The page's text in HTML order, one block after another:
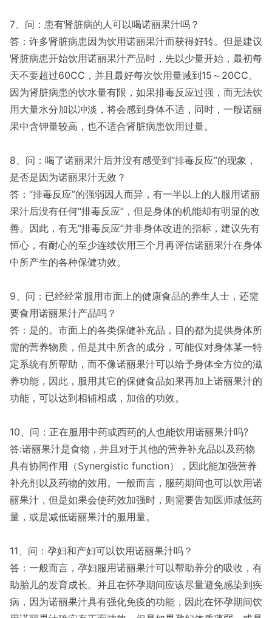
7、问：患有肾脏病的人可以喝诺丽果汁吗？
答：许多肾脏病患因为饮用诺丽果汁而获得好转。但是建议
肾脏病患开始饮用诺丽果汁产品时，先以少量开始，最初每
天不要超过60CC，并且最好每次饮用量减到15～20CC。
因为肾脏病患的饮水量有限，如果排毒反应过强，而无法饮
用大量水分加以冲淡，将会感到身体不适，同时，一般诺丽
果中含钾量较高，也不适合肾脏病患饮用过量。
8、问：喝了诺丽果汁后并没有感受到“排毒反应”的现象，
是否是因为诺丽果汁无效？
答：“排毒反应”的强弱因人而异，有一半以上的人服用诺丽
果汁后没有任何“排毒反应”，但是身体的机能却有明显的改
善。因此，有无“排毒反应”并非身体改进的指标，建议先有
恒心，有耐心的至少连续饮用三个月再评估诺丽果汁在身体
中所产生的各种保健功效。
9、问：已经经常服用市面上的健康食品的养生人士，还需
要食用诺丽果汁产品吗？
答：是的。市面上的各类保健补充品，目的都为提供身体所
需的营养物质，但是其中所含的成分，可能仅对身体某一特
定系统有所帮助，而不像诺丽果汁可以给予身体全方位的滋
养功能，因此，服用其它的保健食品如果再加上诺丽果汁的
功能，可以达到相辅相成，加倍的功效。
10、问：正在服用中药或西药的人也能饮用诺丽果汁吗?
答:诺丽果汁是食物，并且对于其他的营养补充品以及药物
具有协同作用（Synergistic function），因此能加强营养
补充剂以及药物的效用。一般而言，服药期间也可以饮用诺
丽果汁，但是如果会使药效加强时，则需要告知医师减低药
量，或是减低诺丽果汁的服用量。
11、问：孕妇和产妇可以饮用诺丽果汁吗？
答：一般而言，孕妇服用诺丽果汁可以帮助养分的吸收，有
助胎儿的发育成长。并且在怀孕期间应该尽量避免感染到疾
病，因为诺丽果汁具有强化免疫的功能，因此在怀孕期间饮